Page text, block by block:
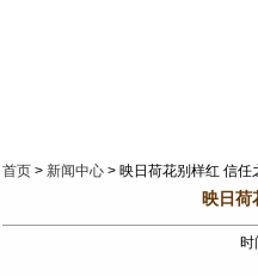
首页 > 新闻中心 > 映日荷花别样红 信任
映日荷